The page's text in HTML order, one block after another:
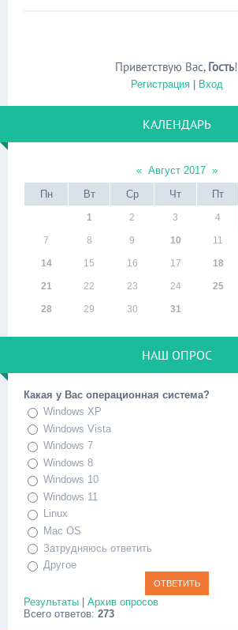
Приветствую Вас, Гость!
Регистрация| Вход
КАЛЕНДАРЬ
« Август 2017 »
Пн
Вт Ср Чт Пт
1 2 3 4
7 8 9 10 11
14 15 16 17 18
21 22 23 24 25
28 29 30 31
НАШ ОПРОС
Какая у Вас операционная система?
Windows XP
Windows Vista
Windows 7
Windows 8
Windows 10
Windows 11
Linux
Mac OS
Затрудняюсь ответить
Другое
Результаты | Архив опросов
Всего ответов: 273